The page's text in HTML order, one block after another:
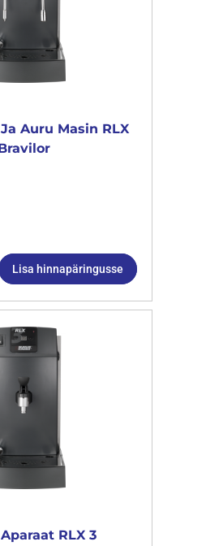
Auru Masin RLX
Lisa hinnapäringusse
RLX 3